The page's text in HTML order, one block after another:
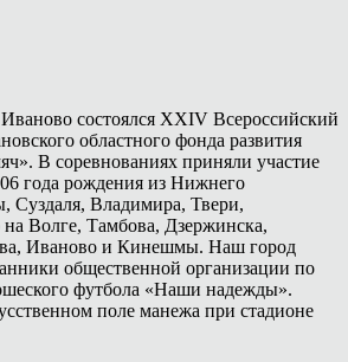
состоялся XXIV Всероссийский
областного фонда развития
В соревнованиях приняли участие
года рождения из Нижнего
Суздаля, Владимира, Твери,
Волге, Тамбова, Дзержинска,
Иваново и Кинешмы. Наш город
общественной организации по
футбола «Наши надежды».
поле манежа при стадионе